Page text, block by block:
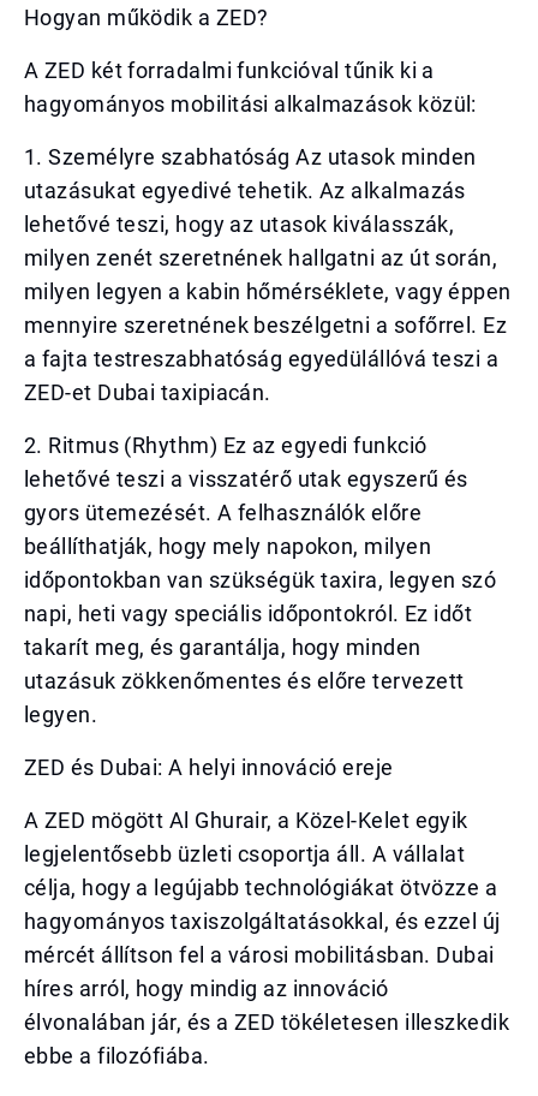
Hogyan működik a ZED?
A ZED két forradalmi funkcióval tűnik ki a
hagyományos mobilitási alkalmazások közül:
1. Személyre szabhatóság Az utasok minden
utazásukat egyedivé tehetik. Az alkalmazás
lehetővé teszi, hogy az utasok kiválasszák,
milyen zenét szeretnének hallgatni az út során,
milyen legyen a kabin hőmérséklete, vagy éppen
mennyire szeretnének beszélgetni a sofőrrel. Ez
a fajta testreszabhatóság egyedülállóvá teszi a
ZED-et Dubai taxipiacán.
2. Ritmus (Rhythm) Ez az egyedi funkció
lehetővé teszi a visszatérő utak egyszerű és
gyors ütemezését. A felhasználók előre
beállíthatják, hogy mely napokon, milyen
időpontokban van szükségük taxira, legyen szó
napi, heti vagy speciális időpontokról. Ez időt
takarít meg, és garantálja, hogy minden
utazásuk zökkenőmentes és előre tervezett
legyen.
ZED és Dubai: A helyi innováció ereje
A ZED mögött Al Ghurair, a Közel-Kelet egyik
legjelentősebb üzleti csoportja áll. A vállalat
célja, hogy a legújabb technológiákat ötvözze a
hagyományos taxiszolgáltatásokkal, és ezzel új
mércét állítson fel a városi mobilitásban. Dubai
híres arról, hogy mindig az innováció
élvonalában jár, és a ZED tökéletesen illeszkedik
ebbe a filozófiába.